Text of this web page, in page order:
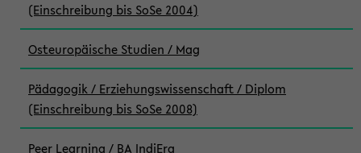
(Einschreibung bis SoSe 2004)
Osteuropäische Studien / Mag
Pädagogik / Erziehungswissenschaft / Diplom
(Einschreibung bis SoSe 2008)
Peer Learning / BA IndiErg